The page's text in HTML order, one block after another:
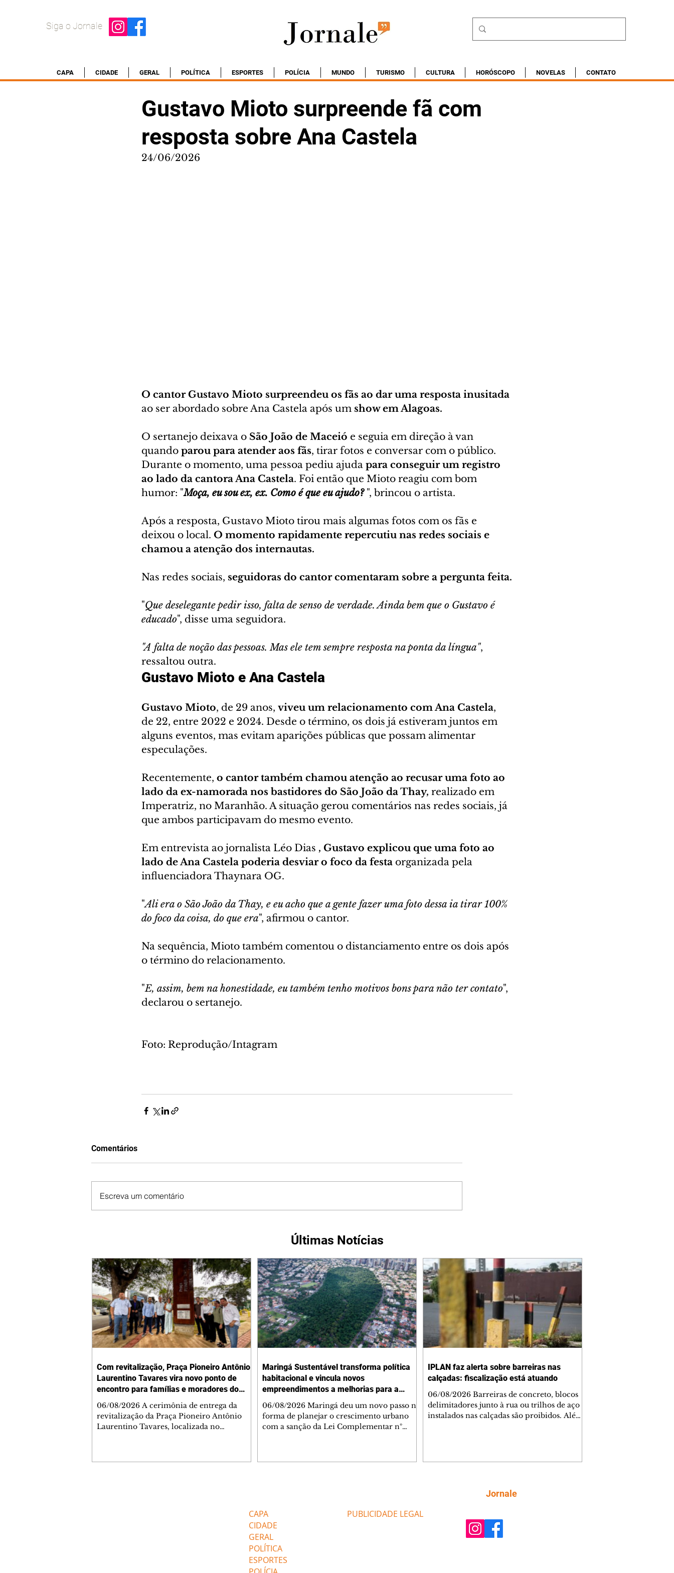
Siga o Jornale
CAPA CIDADE GERAL POLÍTICA ESPORTES POLÍCIA MUNDO TURISMO CULTURA HORÓSCOPO NOVELAS CONTATO
Gustavo Mioto surpreende fã com
resposta sobre Ana Castela
24/06/2026
O cantor Gustavo Mioto surpreendeu os fãs ao dar uma resposta inusitada
ao ser abordado sobre Ana Castela após um show em Alagoas.
O sertanejo deixava o São João de Maceió e seguia em direção à van
quando parou para atender aos fãs, tirar fotos e conversar com o público.
Durante o momento, uma pessoa pediu ajuda para conseguir um registro
ao lado da cantora Ana Castela. Foi então que Mioto reagiu com bom
humor: "Moça, eu sou ex, ex. Como é que eu ajudo? ", brincou o artista.
Após a resposta, Gustavo Mioto tirou mais algumas fotos com os fãs e
deixou o local. O momento rapidamente repercutiu nas redes sociais e
chamou a atenção dos internautas.
Nas redes sociais, seguidoras do cantor comentaram sobre a pergunta feita.
"Que deselegante pedir isso, falta de senso de verdade. Ainda bem que o Gustavo é
educado", disse uma seguidora.
"A falta de noção das pessoas. Mas ele tem sempre resposta na ponta da língua",
ressaltou outra.
Gustavo Mioto e Ana Castela
Gustavo Mioto, de 29 anos, viveu um relacionamento com Ana Castela,
de 22, entre 2022 e 2024. Desde o término, os dois já estiveram juntos em
alguns eventos, mas evitam aparições públicas que possam alimentar
especulações.
Recentemente, o cantor também chamou atenção ao recusar uma foto ao
lado da ex-namorada nos bastidores do São João da Thay, realizado em
Imperatriz, no Maranhão. A situação gerou comentários nas redes sociais, já
que ambos participavam do mesmo evento.
Em entrevista ao jornalista Léo Dias , Gustavo explicou que uma foto ao
lado de Ana Castela poderia desviar o foco da festa organizada pela
influenciadora Thaynara OG.
"Ali era o São João da Thay, e eu acho que a gente fazer uma foto dessa ia tirar 100%
do foco da coisa, do que era", afirmou o cantor.
Na sequência, Mioto também comentou o distanciamento entre os dois após
o término do relacionamento.
"E, assim, bem na honestidade, eu também tenho motivos bons para não ter contato",
declarou o sertanejo.
Foto: Reprodução/Intagram
Comentários
Escreva um comentário
Últimas Notícias
Com revitalização, Praça Pioneiro Antônio
Laurentino Tavares vira novo ponto de
encontro para famílias e moradores do
06/08/2026 A cerimônia de entrega da
revitalização da Praça Pioneiro Antônio
Laurentino Tavares, localizada no
Maringá Sustentável transforma política
habitacional e vincula novos
empreendimentos a melhorias para a
06/08/2026 Maringá deu um novo passo na
forma de planejar o crescimento urbano
com a sanção da Lei Complementar nº
avanço da lei é mudar a lógica de concessão
de benefícios urbanísticos frente
IPLAN faz alerta sobre barreiras nas
calçadas: fiscalização está atuando
06/08/2026 Barreiras de concreto, blocos
delimitadores junto à rua ou trilhos de aço
instalados nas calçadas são proibidos. Além
(IPLAN), que está intensificando a
fiscalização sobre as calçadas, o que inclui
CAPA
CIDADE
GERAL
POLÍTICA
ESPORTES
PUBLICIDADE LEGAL
Jornale